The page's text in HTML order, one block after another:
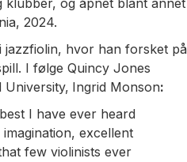
og åpnet blant annet
2024.
jazzfiolin, hvor han forsket på
I følge Quincy Jones
Ingrid Monson:
I have ever heard
excellent
few violinists ever